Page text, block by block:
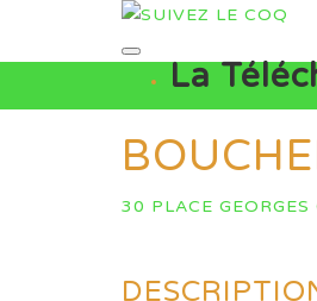
La
30 PLACE